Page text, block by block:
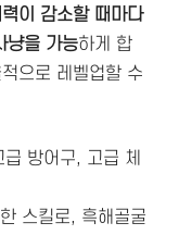
력이 감소할 때마다
냥을 가능하게 합
으로 레벨업할 수
방어구, 고급 체
스킬로, 흑해골굴